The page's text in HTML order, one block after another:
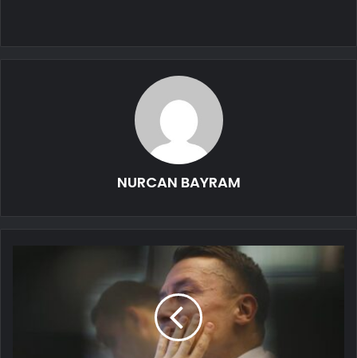
NURCAN BAYRAM